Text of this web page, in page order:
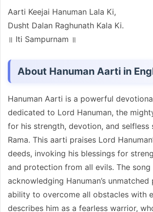
Aarti Keejai Hanuman Lala Ki,
Dusht Dalan Raghunath Kala Ki.
॥ Iti Sampurnam ॥
About Hanuman Aarti in
Hanuman Aarti is a powerful
dedicated to Lord Hanuman, the
for his strength, devotion, and selfless
Rama. This aarti praises Lord
deeds, invoking his blessings for
and protection from all evils. The song
acknowledging Hanuman’s
ability to overcome all obstacles with
describes him as a fearless warrior,